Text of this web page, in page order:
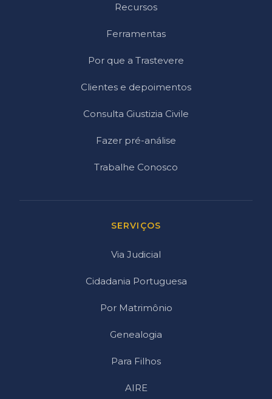
Recursos
Ferramentas
Por que a Trastevere
Clientes e depoimentos
Consulta Giustizia Civile
Fazer pré-análise
Trabalhe Conosco
SERVIÇOS
Via Judicial
Cidadania Portuguesa
Por Matrimônio
Genealogia
Para Filhos
AIRE